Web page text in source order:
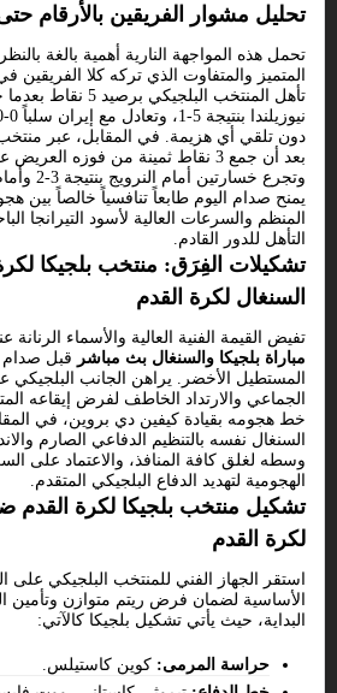
تحليل مشوار الفريقين بالأرقام حتى
تحمل هذه المواجهة النارية أهمية بالغة
المتميز والمتفاوت الذي تركه كلا
تأهل المنتخب
دون تلقي أي هزيمة. في المقابل، عبر منتخب
يمنح صدام اليوم طابعاً تنافسياً خالصاً بين
المنظم والسرعات العالية لأسود التيرانجا
التأهل للدور القادم.
تشكيلات الفِرَق: منتخب بلجيكا
السنغال لكرة القدم
تفيض القيمة الفنية العالية والأسماء
مباراة بلجيكا والسنغال بث مباشر قبل صدام
المستطيل الأخضر. يراهن الجانب
الجماعي والارتداد الخاطف لفرض إيقاعه
خط هجومه بقيادة كيفين دي بروين، في
السنغال نفسه بالتنظيم الدفاعي الصارم
وسطه لغلق كافة المنافذ، والاعتماد على
الهجومية لتهديد الدفاع البلجيكي المتقدم.
تشكيل منتخب بلجيكا لكرة القدم
لكرة القدم
استقر الجهاز الفني للمنتخب البلجيكي على
الأساسية لضمان فرض ريتم متوازن وتأمين
البداية، حيث يأتي تشكيل بلجيكا كالآتي:
حراسة المرمى: كوين كاستيلس.